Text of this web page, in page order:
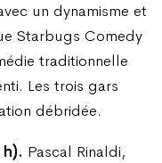
un dynamisme et
Starbugs Comedy
traditionnelle
Les trois gars
débridée.
Pascal Rinaldi,